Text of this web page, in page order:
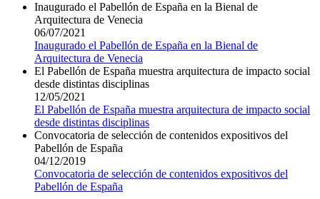
Inaugurado el Pabellón de España en la Bienal de
Arquitectura de Venecia
06/07/2021
Inaugurado el Pabellón de España en la Bienal de
Arquitectura de Venecia
El Pabellón de España muestra arquitectura de impacto social
desde distintas disciplinas
12/05/2021
El Pabellón de España muestra arquitectura de impacto social
desde distintas disciplinas
Convocatoria de selección de contenidos expositivos del
Pabellón de España
04/12/2019
Convocatoria de selección de contenidos expositivos del
Pabellón de España